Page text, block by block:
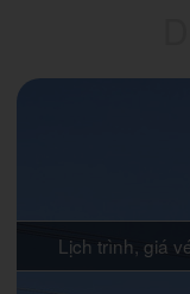
Lịch trình, giá